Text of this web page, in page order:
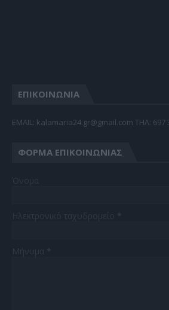
ΕΠΙΚΟΙΝΩΝΙΑ
EMAIL: kalamaria24.gr@gmail.com TΗΛ: 697
ΦΌΡΜΑ ΕΠΙΚΟΙΝΩΝΊΑΣ